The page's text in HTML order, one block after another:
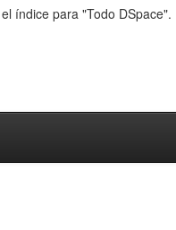
índice para "Todo DSpace".